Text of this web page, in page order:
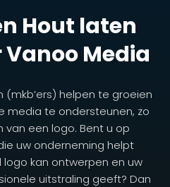
Hout laten
Media
(mkb’ers) helpen te groeien
media te ondersteunen, zo
een logo. Bent u op
uw onderneming helpt
kan ontwerpen en uw
uitstraling geeft? Dan